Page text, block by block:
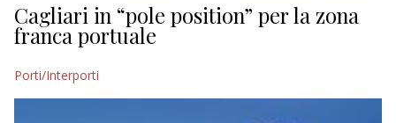
Cagliari in “pole position” per la zona
franca portuale
Porti/Interporti